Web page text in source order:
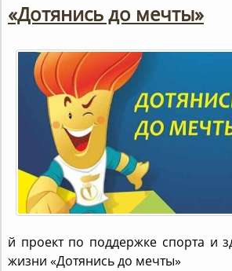
«Дотянись до мечты»
й проект по поддержке спорта и
жизни «Дотянись до мечты»